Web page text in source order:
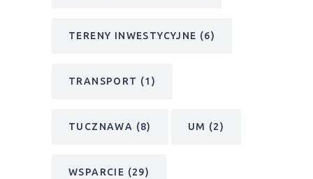
TERENY INWESTYCYJNE (6)
TRANSPORT (1)
TUCZNAWA (8) UM (2)
WSPARCIE (29)